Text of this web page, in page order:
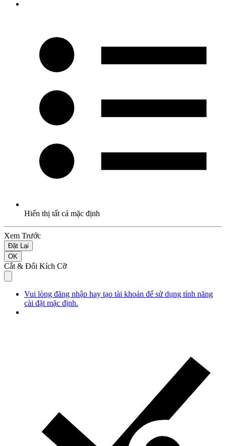
Hiển thị tất cả mặc định
Xem Trước
Đặt Lại
OK
Cắt & Đổi Kích Cỡ
Vui lòng đăng nhập hay tạo tài khoản để sử dụng tính năng
cài đặt mặc định.